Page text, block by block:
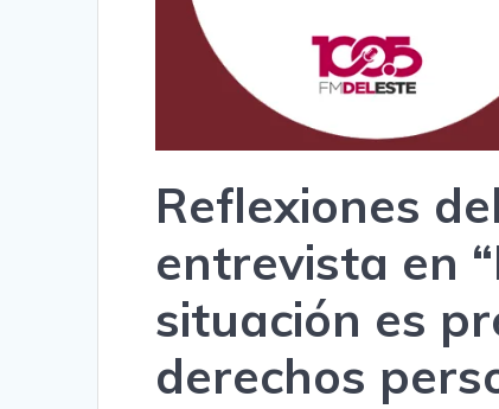
Reflexiones
entrevista en
situación es
derechos